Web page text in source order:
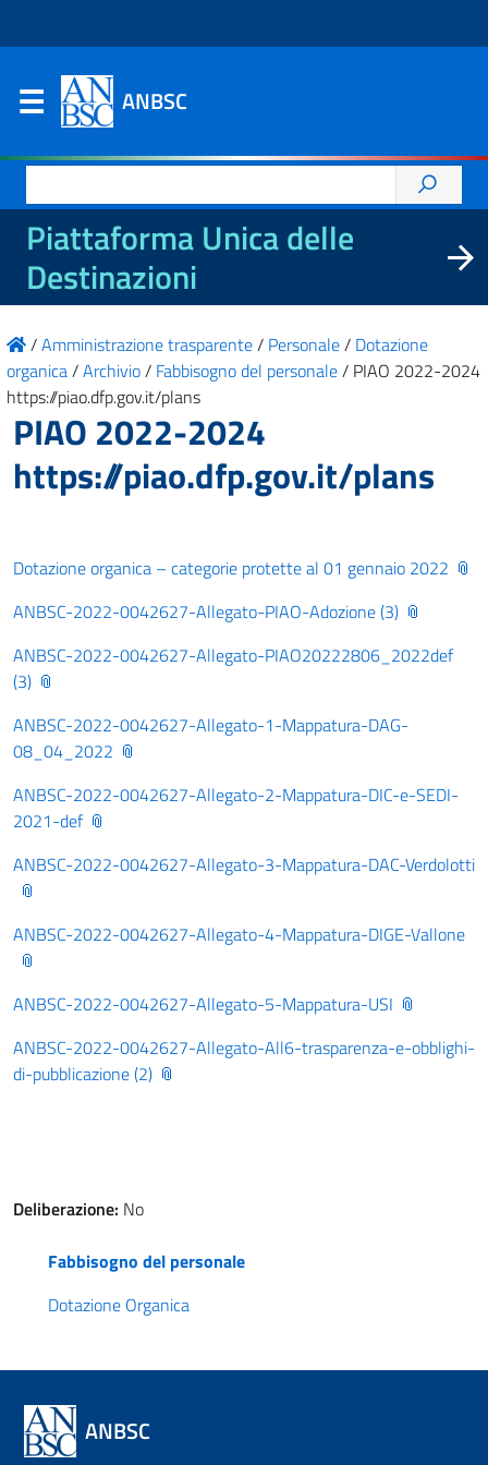
ANBSC
per:
Piattaforma Unica delle
Destinazioni
/Amministrazione trasparente/ Personale/ Dotazione
organica/Archivio/ Fabbisogno del personale/ PIAO 2022-2024
https://piao.dfp.gov.it/plans
PIAO 2022-2024
https://piao.dfp.gov.it/plans
Dotazione organica – categorie protette al 01 gennaio 2022
ANBSC-2022-0042627-Allegato-PIAO-Adozione (3)
ANBSC-2022-0042627-Allegato-PIAO20222806_2022def
(3)
ANBSC-2022-0042627-Allegato-1-Mappatura-DAG-
08_04_2022
ANBSC-2022-0042627-Allegato-2-Mappatura-DIC-e-SEDI-
2021-def
ANBSC-2022-0042627-Allegato-3-Mappatura-DAC-Verdolotti
ANBSC-2022-0042627-Allegato-4-Mappatura-DIGE-Vallone
ANBSC-2022-0042627-Allegato-5-Mappatura-USI
ANBSC-2022-0042627-Allegato-All6-trasparenza-e-obblighi-
di-pubblicazione (2)
Deliberazione: No
Fabbisogno del personale
Dotazione Organica
ANBSC